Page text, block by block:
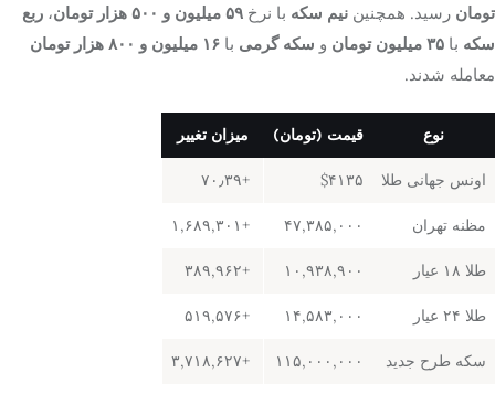
تومان رسید. همچنین نیم‌ سکه با نرخ ۵۹ میلیون و ۵۰۰ هزار تومان ، ربع‌
سکه با ۳۵ میلیون تومان و سکه گرمی با ۱۶ میلیون و ۸۰۰ هزار تومان
معامله شدند.
نوع قیمت (تومان) میزان تغییر
اونس جهانی طلا $۴۱۳۵ +۷۰٫۳۹
مظنه تهران ۴۷,۳۸۵,۰۰۰ +۱,۶۸۹,۳۰۱
طلا ۱۸ عیار ۱۰,۹۳۸,۹۰۰ +۳۸۹,۹۶۲
طلا ۲۴ عیار ۱۴,۵۸۳,۰۰۰ +۵۱۹,۵۷۶
سکه طرح جدید ۱۱۵,۰۰۰,۰۰۰ +۳,۷۱۸,۶۲۷